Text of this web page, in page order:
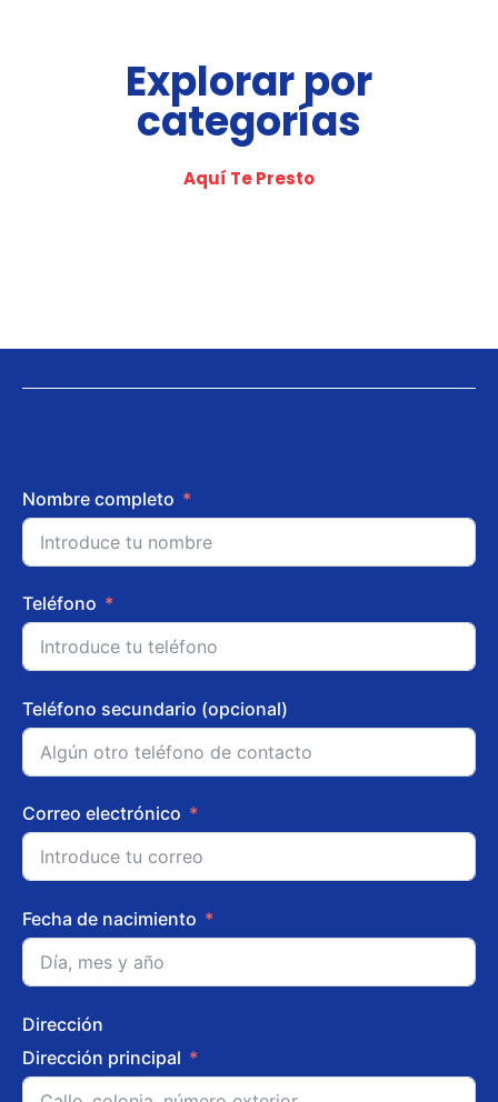
Explorar por
categorías
Aquí Te Presto
Nombre completo
Teléfono
Teléfono secundario (opcional)
Correo electrónico
Fecha de nacimiento
Dirección
Dirección principal